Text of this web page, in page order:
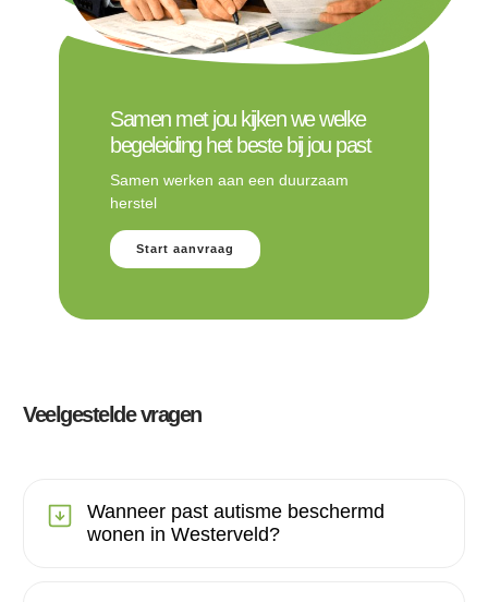
Samen met jou kijken we welke
begeleiding het beste bij jou past
Samen werken aan een duurzaam
herstel
Start aanvraag
Veelgestelde vragen
Wanneer past autisme beschermd
wonen in Westerveld?